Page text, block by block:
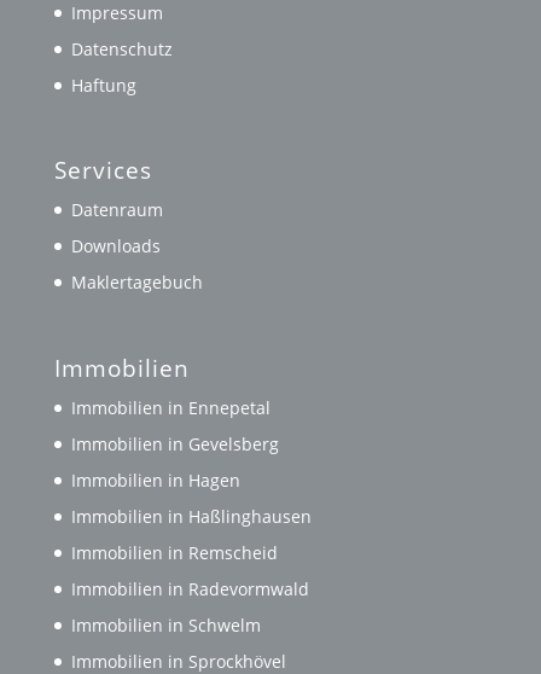
Impressum
Datenschutz
Haftung
Services
Datenraum
Downloads
Maklertagebuch
Immobilien
Immobilien in Ennepetal
Immobilien in Gevelsberg
Immobilien in Hagen
Immobilien in Haßlinghausen
Immobilien in Remscheid
Immobilien in Radevormwald
Immobilien in Schwelm
Immobilien in Sprockhövel